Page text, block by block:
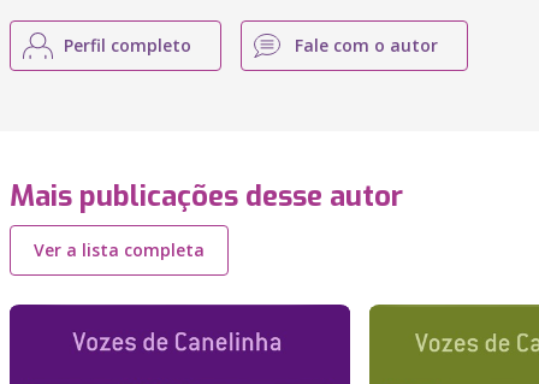
Perfil completo Fale com o autor
Mais publicações desse autor
Ver a lista completa